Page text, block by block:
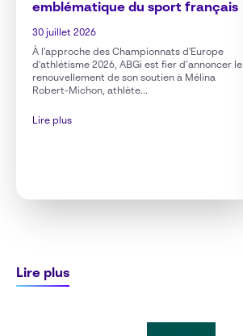
emblématique du sport français
30 juillet 2026
À l'approche des Championnats d'Europe
d'athlétisme 2026, ABGi est fier d’annoncer le
renouvellement de son soutien à Mélina
Robert-Michon, athlète...
Lire plus
Lire plus